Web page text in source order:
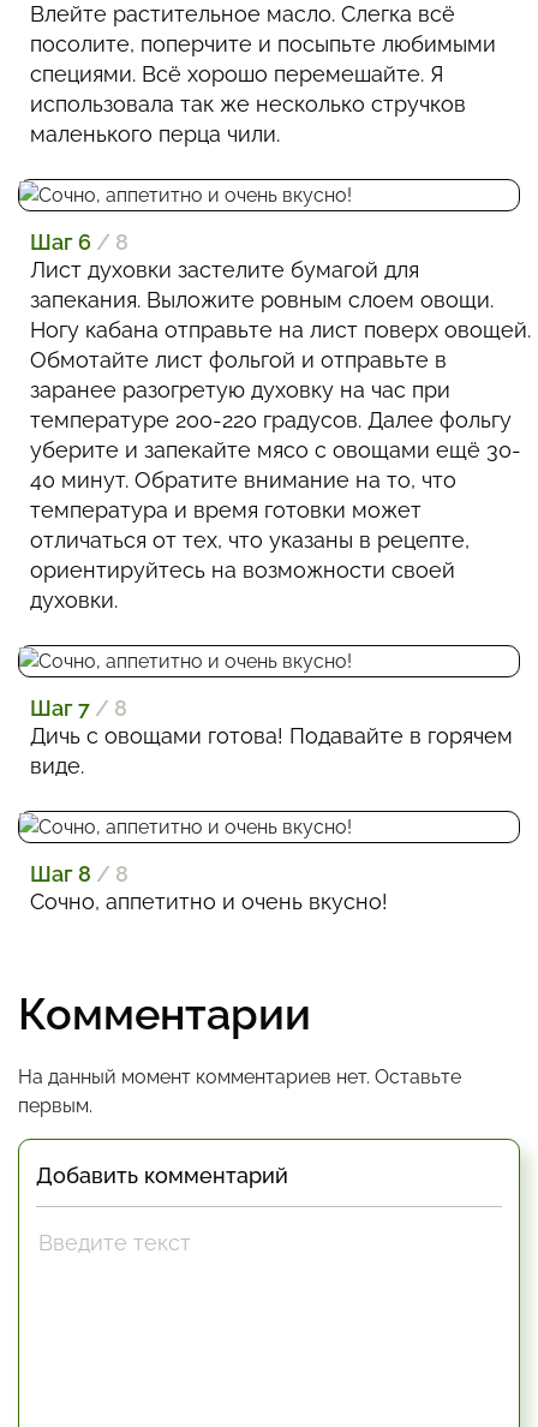
Влейте растительное масло. Слегка всё
посолите, поперчите и посыпьте любимыми
специями. Всё хорошо перемешайте. Я
использовала так же несколько стручков
маленького перца чили.
Шаг 6 / 8
Лист духовки застелите бумагой для
запекания. Выложите ровным слоем овощи.
Ногу кабана отправьте на лист поверх овощей.
Обмотайте лист фольгой и отправьте в
заранее разогретую духовку на час при
температуре 200-220 градусов. Далее фольгу
уберите и запекайте мясо с овощами ещё 30-
40 минут. Обратите внимание на то, что
температура и время готовки может
отличаться от тех, что указаны в рецепте,
ориентируйтесь на возможности своей
духовки.
Шаг 7 / 8
Дичь с овощами готова! Подавайте в горячем
виде.
Шаг 8 / 8
Сочно, аппетитно и очень вкусно!
Комментарии
На данный момент комментариев нет. Оставьте
первым.
Добавить комментарий